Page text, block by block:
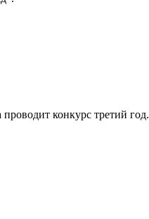
конкурс третий год.